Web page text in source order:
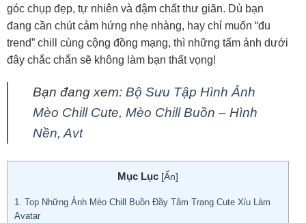
góc chụp đẹp, tự nhiên và đậm chất thư giãn. Dù bạn
đang cần chút cảm hứng nhẹ nhàng, hay chỉ muốn “đu
trend” chill cùng cộng đồng mạng, thì những tấm ảnh dưới
đây chắc chắn sẽ không làm bạn thất vọng!
Bạn đang xem: Bộ Sưu Tập Hình Ảnh
Mèo Chill Cute, Mèo Chill Buồn – Hình
Nền, Avt
Mục Lục [Ẩn]
1.
Top Những Ảnh Mèo Chill Buồn Đầy Tâm Trạng Cute Xỉu Làm
Avatar